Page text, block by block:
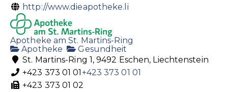
http://www.dieapotheke.li
Apotheke am St. Martins-Ring
Apotheke
Gesundheit
St. Martins-Ring 1, 9492 Eschen, Liechtenstein
+423 373 01 01 +423 373 01 01
+423 373 01 02